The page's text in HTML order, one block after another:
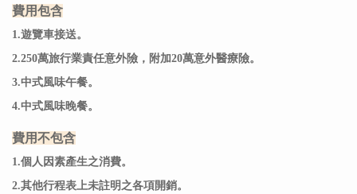
費用包含
1.遊覽車接送。
2.250萬旅行業責任意外險，附加20萬意外醫療險。
3.中式風味午餐。
4.中式風味晚餐。
費用不包含
1.個人因素產生之消費。
2.其他行程表上未註明之各項開銷。